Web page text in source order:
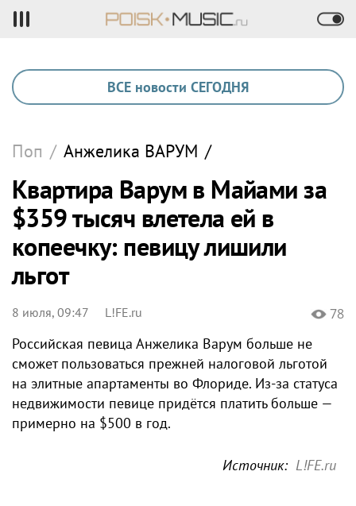
ВСЕ новости СЕГОДНЯ
Поп / Анжелика ВАРУМ /
Квартира Варум в Майами за
$359 тысяч влетела ей в
копеечку: певицу лишили
льгот
8 июля, 09:47 L!FE.ru 78
Российская певица Анжелика Варум больше не
сможет пользоваться прежней налоговой льготой
на элитные апартаменты во Флориде. Из-за статуса
недвижимости певице придётся платить больше —
примерно на $500 в год.
Источник: L!FE.ru